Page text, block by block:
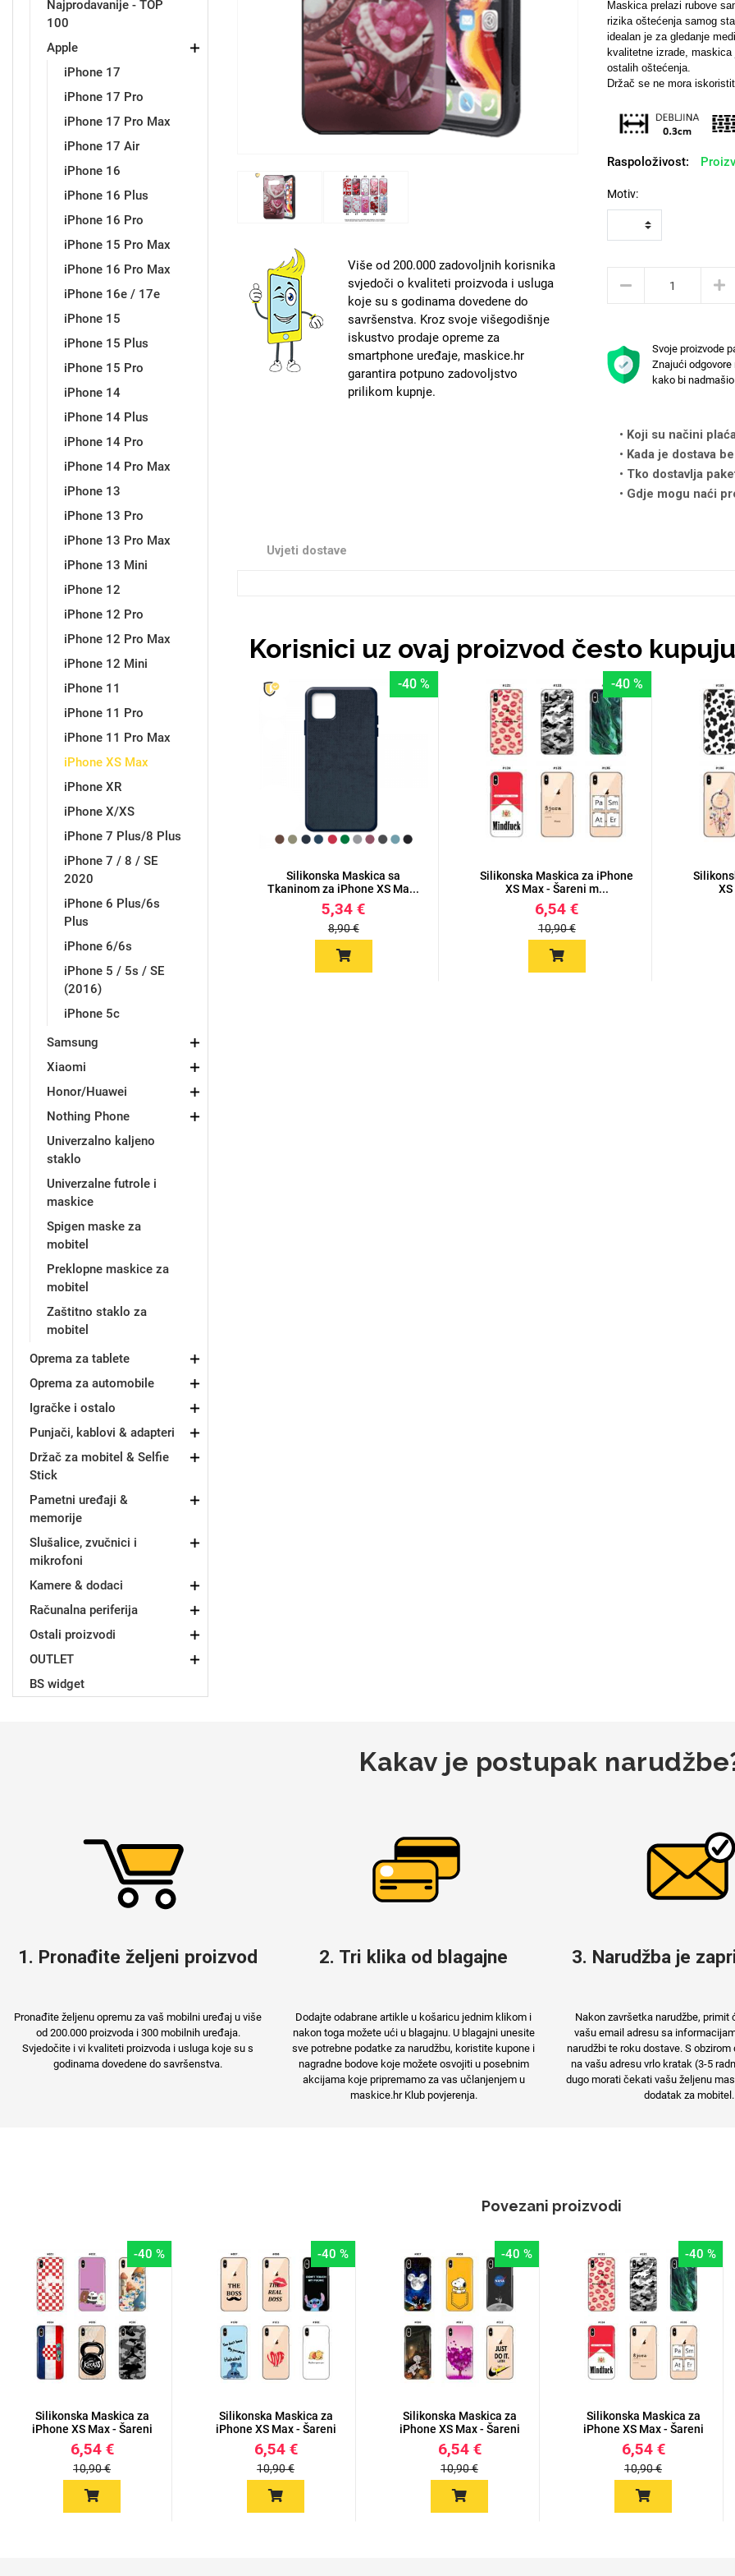
Najprodavanije - TOP
100
Apple
iPhone 17
iPhone 17 Pro
iPhone 17 Pro Max
iPhone 17 Air
iPhone 16
iPhone 16 Plus
iPhone 16 Pro
iPhone 15 Pro Max
iPhone 16 Pro Max
iPhone 16e / 17e
iPhone 15
iPhone 15 Plus
iPhone 15 Pro
iPhone 14
iPhone 14 Plus
iPhone 14 Pro
iPhone 14 Pro Max
iPhone 13
iPhone 13 Pro
iPhone 13 Pro Max
iPhone 13 Mini
iPhone 12
iPhone 12 Pro
iPhone 12 Pro Max
iPhone 12 Mini
iPhone 11
iPhone 11 Pro
iPhone 11 Pro Max
iPhone XS Max
iPhone XR
iPhone X/XS
iPhone 7 Plus/8 Plus
iPhone 7 / 8 / SE
2020
iPhone 6 Plus/6s
Plus
iPhone 6/6s
iPhone 5 / 5s / SE
(2016)
iPhone 5c
Samsung
Xiaomi
Honor/Huawei
Nothing Phone
Univerzalno kaljeno
staklo
Univerzalne futrole i
maskice
Spigen maske za
mobitel
Preklopne maskice za
mobitel
Zaštitno staklo za
mobitel
Oprema za tablete
Oprema za automobile
Igračke i ostalo
Punjači, kablovi & adapteri
Držač za mobitel & Selfie
Stick
Pametni uređaji &
memorije
Slušalice, zvučnici i
mikrofoni
Kamere & dodaci
Računalna periferija
Ostali proizvodi
OUTLET
BS widget
Više od 200.000 zadovoljnih korisnika
svjedoči o kvaliteti proizvoda i usluga
koje su s godinama dovedene do
savršenstva. Kroz svoje višegodišnje
iskustvo prodaje opreme za
smartphone uređaje, maskice.hr
garantira potpuno zadovoljstvo
prilikom kupnje.
Maskica prelazi rubove
rizika oštećenja samog
idealan je za gledanje
kvalitetne izrade,
ostalih oštećenja.
Držač se ne mora
Raspoloživost:
Motiv:
Svoje proizvode
Znajući
kako bi
Koji su načini
Kada je dostava
Tko dostavlja
Gdje mogu naći
Uvjeti dostave
Korisnici uz ovaj proizvod često kupuju
-40 %
Silikonska Maskica sa
Tkaninom za iPhone XS Ma...
5,34 €
8,90 €
-40 %
Silikonska Maskica za iPhone
XS Max - Šareni m...
6,54 €
10,90 €
Kakav je postupak
1. Pronađite željeni proizvod
Pronađite željenu opremu za vaš mobilni uređaj u više
od 200.000 proizvoda i 300 mobilnih uređaja.
Svjedočite i vi kvaliteti proizvoda i usluga koje su s
godinama dovedene do savršenstva.
2. Tri klika od blagajne
Dodajte odabrane artikle u košaricu jednim klikom i
nakon toga možete ući u blagajnu. U blagajni unesite
sve potrebne podatke za narudžbu, koristite kupone i
nagradne bodove koje možete osvojiti u posebnim
akcijama koje pripremamo za vas učlanjenjem u
maskice.hr Klub povjerenja.
3. Narudžba je
Nakon završetka narudžbe, primit
vašu email adresu sa
narudžbi te roku dostave. S obzirom
na vašu adresu vrlo kratak (3-5
dugo morati čekati vašu željenu
dodatak za mobitel.
Povezani proizvodi
-40 %
Silikonska Maskica za
iPhone XS Max - Šareni
m...
6,54 €
10,90 €
-40 %
Silikonska Maskica za
iPhone XS Max - Šareni
m...
6,54 €
10,90 €
-40 %
Silikonska Maskica za
iPhone XS Max - Šareni
m...
6,54 €
10,90 €
-40 %
Silikonska Maskica za
iPhone XS Max - Šareni
m...
6,54 €
10,90 €
Babe Šaljivi motivi
Croatos Najprodavanije - TOP 100
Unicorn kolekcija
Sleng
Životinjsko carstvo
Svemirska kolekcija Valentinovo
Love motivi I Need Some Space
Zodiac
Doodles
Monogrami
Svijet životinja
MarbleMania
Samsung
Punjači za mobitel Spigen maskice
Univerzalne futrole i
maskice
Samsung
Sony LCD Tablet
Držači za romobil Držači za ruku
Ostali držači
USB kablovi
AUX kablovi Adapteri za mobitel
FM Transmitteri